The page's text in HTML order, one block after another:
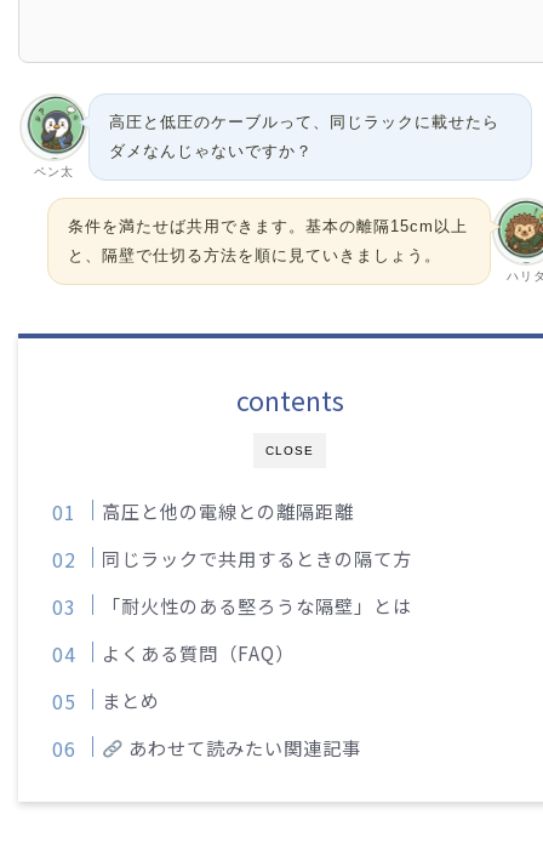
ペン太
高圧と低圧のケーブルって、同じラックに載せたら
ダメなんじゃないですか？
ハリ
条件を満たせば共用できます。基本の離隔15cm以上
と、隔壁で仕切る方法を順に見ていきましょう。
CLOSE
contents
高圧と他の電線との離隔距離
同じラックで共用するときの隔て方
「耐火性のある堅ろうな隔壁」とは
よくある質問（FAQ）
まとめ
あわせて読みたい関連記事